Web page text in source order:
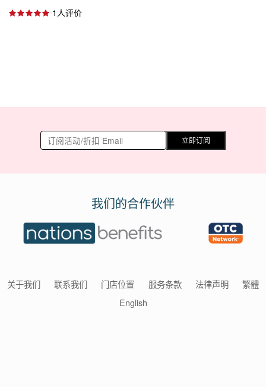
1人评价
立即订阅
我们的合作伙伴
关于我们 联系我们 门店位置 服务条款 法律声明
繁體
English